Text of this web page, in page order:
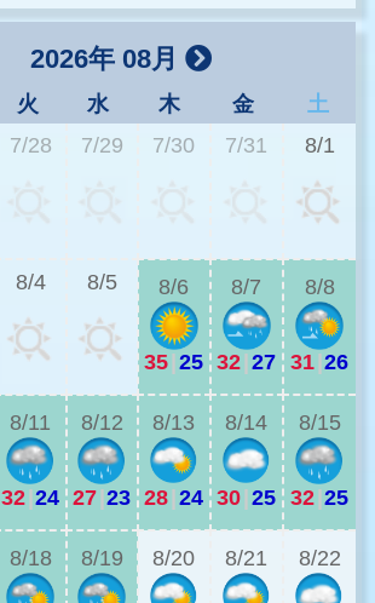
2026年 08月
火 水 木 金
土
7/28 7/29 7/30 7/31 8/1
8/4 8/5 8/6
35 25
8/7
32 27
8/8
31 26
8/11
32 24
8/12
27 23
8/13
28 24
8/14
30 25
8/15
32 25
8/18 8/19 8/20 8/21 8/22